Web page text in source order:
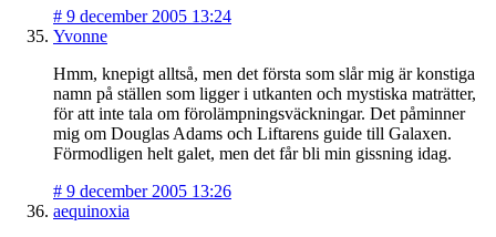
# 9 december 2005 13:24
Yvonne
Hmm, knepigt alltså, men det första som slår mig är konstiga
namn på ställen som ligger i utkanten och mystiska maträtter,
för att inte tala om förolämpningsväckningar. Det påminner
mig om Douglas Adams och Liftarens guide till Galaxen.
Förmodligen helt galet, men det får bli min gissning idag.
# 9 december 2005 13:26
aequinoxia